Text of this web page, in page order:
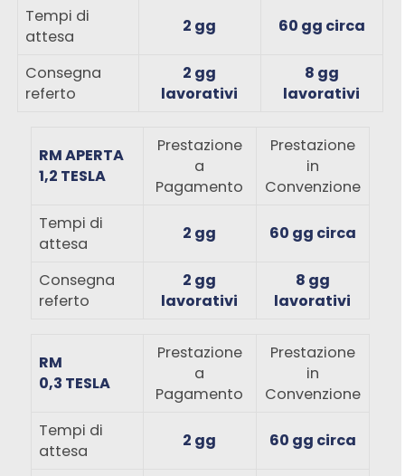
Tempi di
attesa
2 gg 60 gg circa
Consegna
referto
2 gg
lavorativi
8 gg
lavorativi
RM APERTA
1,2 TESLA
Prestazione
a
Pagamento
Prestazione
in
Convenzione
Tempi di
attesa
2 gg 60 gg circa
Consegna
referto
2 gg
lavorativi
8 gg
lavorativi
RM
0,3 TESLA
Prestazione
a
Pagamento
Prestazione
in
Convenzione
Tempi di
attesa
2 gg 60 gg circa